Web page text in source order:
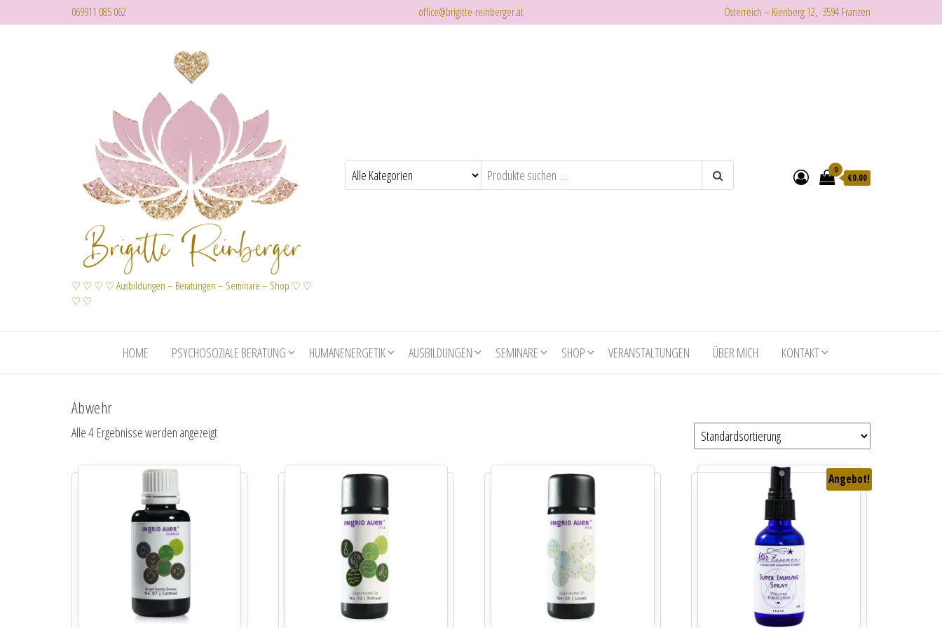
069911 085 062 office@brigitte-reinberger.at Österreich – Kienberg 12, 3594 Franzen
♡ ♡ ♡ ♡ Ausbildungen – Beratungen – Seminare – Shop ♡ ♡
♡ ♡
0
€0.00
HOME PSYCHOSOZIALE BERATUNG HUMANENERGETIK AUSBILDUNGEN SEMINARE SHOP VERANSTALTUNGEN ÜBER MICH KONTAKT
Abwehr
Alle 4 Ergebnisse werden angezeigt
Angebot!